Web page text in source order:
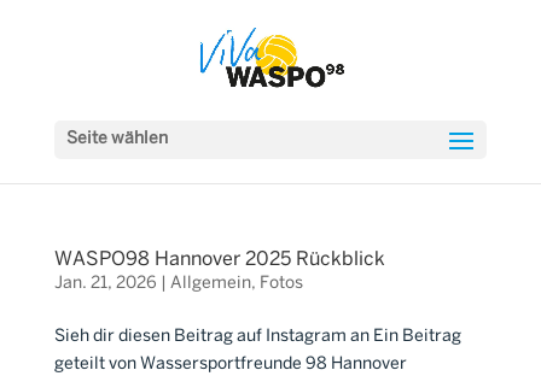
Seite wählen
WASPO98 Hannover 2025 Rückblick
Jan. 21, 2026 Allgemein, Fotos
Sieh dir diesen Beitrag auf Instagram an Ein Beitrag
geteilt von Wassersportfreunde 98 Hannover